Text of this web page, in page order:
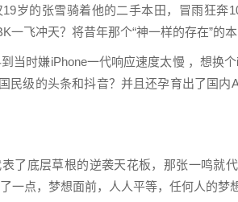
岁的张雪骑着他的二手本田，冒雨狂奔
一飞冲天？将昔年那个“神一样的存在”的本
当时嫌iPhone一代响应速度太慢 ，想换
民级的头条和抖音？并且还孕育出了国
了底层草根的逆袭天花板，那张一鸣就
一点，梦想面前，人人平等，任何人的梦